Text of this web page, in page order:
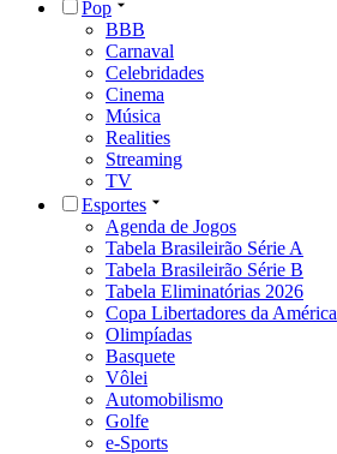
Pop
BBB
Carnaval
Celebridades
Cinema
Música
Realities
Streaming
TV
Esportes
Agenda de Jogos
Tabela Brasileirão Série A
Tabela Brasileirão Série B
Tabela Eliminatórias 2026
Copa Libertadores da América
Olimpíadas
Basquete
Vôlei
Automobilismo
Golfe
e-Sports